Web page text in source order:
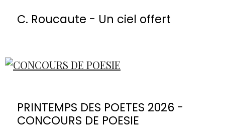
C. Roucaute - Un ciel offert
PRINTEMPS DES POETES 2026 -
CONCOURS DE POESIE